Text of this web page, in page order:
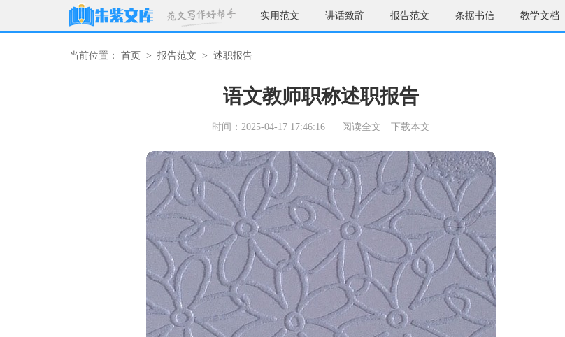
实用范文 讲话致辞 报告范文 条据书信 教学文档
当前位置： 首页 > 报告范文 > 述职报告
语文教师职称述职报告
时间：2025-04-17 17:46:16 阅读全文 下载本文